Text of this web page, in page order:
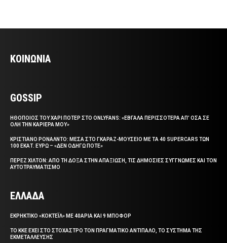
ΚΟΙΝΩΝΙΑ
GOSSIP
ΗΘΟΠΟΙΟΣ ΤΟΥ ΧΑΡΙ ΠΟΤΕΡ ΣΤΟ ONLYFANS: «ΕΒΓΑΛΑ ΠΕΡΙΣΣΟΤΕΡΑ ΑΠ’ ΟΣΑ ΣΕ
ΟΛΗ ΤΗΝ ΚΑΡΙΕΡΑ ΜΟΥ»
ΚΡΙΣΤΙΑΝΟ ΡΟΝΑΛΝΤΟ: ΜΕΣΑ ΣΤΟ ΓΚΑΡΑΖ-ΜΟΥΣΕΙΟ ΜΕ ΤΑ 40 SUPERCARS ΤΩΝ
100 ΕΚΑΤ. ΕΥΡΩ – «ΔΕΝ ΟΔΗΓΩ ΠΟΤΕ»
ΠΕΡΕΖ ΧΙΛΤΟΝ: ΑΠΟ ΤΗ ΔΟΞΑ ΣΤΗΝ ΑΠΑΞΙΩΣΗ, ΤΙΣ ΔΗΜΟΣΙΕΣ ΣΥΓΓΝΩΜΕΣ ΚΑΙ ΤΟΝ
ΑΥΤΟΤΡΑΥΜΑΤΙΣΜΟ
ΕΛΛΑΔΑ
ΕΚΡΗΚΤΙΚΟ «ΚΟΚΤΕΪΛ» ΜΕ 40ΑΡΙΑ ΚΑΙ 9 ΜΠΟΦΟΡ
ΤΟ ΚΚΕ ΕΧΕΙ ΣΤΟ ΣΤΟΧΑΣΤΡΟ ΤΟΝ ΠΡΑΓΜΑΤΙΚΟ ΑΝΤΙΠΑΛΟ, ΤΟ ΣΥΣΤΗΜΑ ΤΗΣ
ΕΚΜΕΤΑΛΛΕΥΣΗΣ